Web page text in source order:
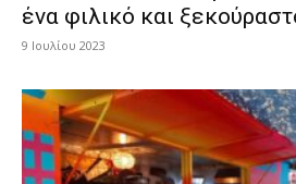
ένα φιλικό και
9 Ιουλίου 2023